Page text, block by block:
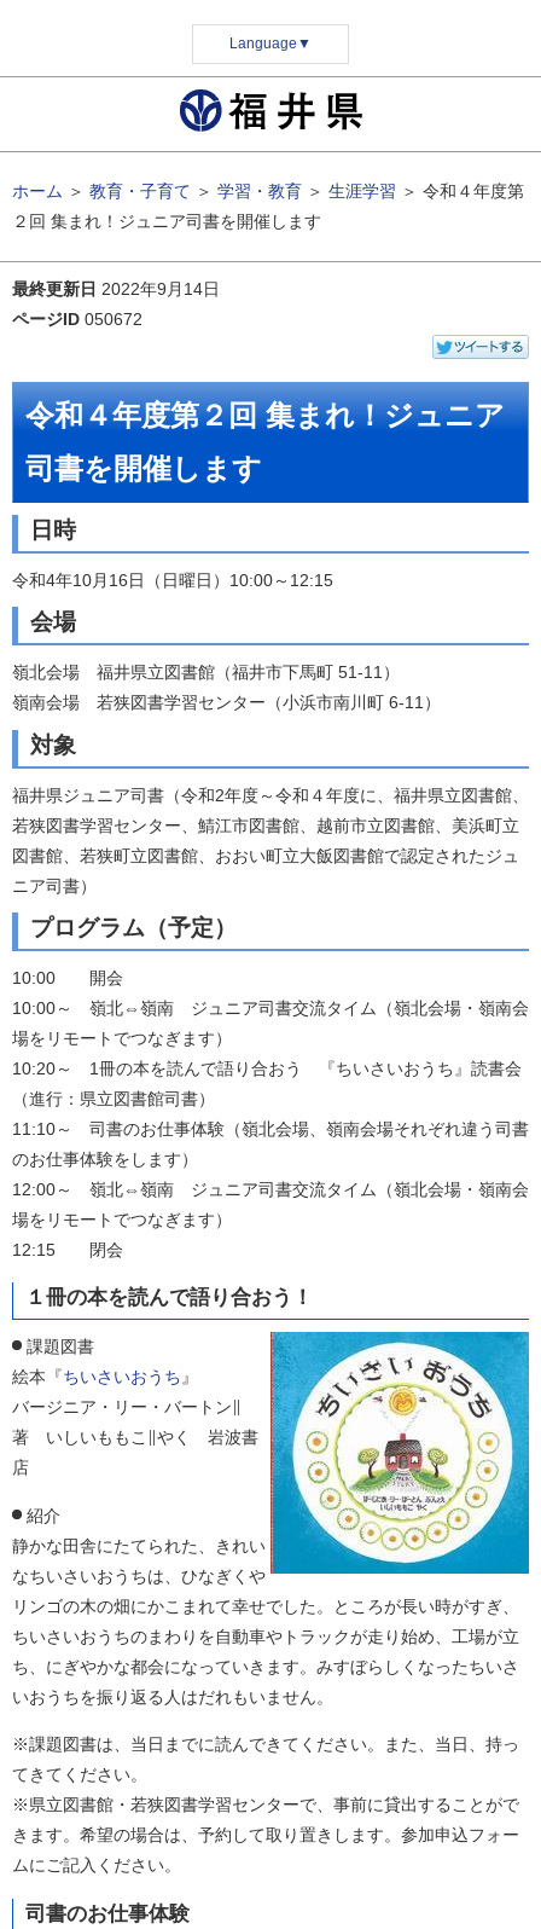
Language ▼
ホーム ＞ 教育・子育て ＞ 学習・教育 ＞ 生涯学習 ＞ 令和４年度第
２回 集まれ！ジュニア司書を開催します
最終更新日 2022年9月14日
ページID 050672
令和４年度第２回 集まれ！ジュニア
司書を開催します
日時
令和4年10月16日（日曜日）10:00～12:15
会場
嶺北会場 福井県立図書館（福井市下馬町 51-11）
嶺南会場 若狭図書学習センター（小浜市南川町 6-11）
対象
福井県ジュニア司書（令和2年度～令和４年度に、福井県立図書館、
若狭図書学習センター、鯖江市図書館、越前市立図書館、美浜町立
図書館、若狭町立図書館、おおい町立大飯図書館で認定されたジュ
ニア司書）
プログラム（予定）
10:00 開会
10:00～ 嶺北⇔嶺南 ジュニア司書交流タイム（嶺北会場・嶺南会
場をリモートでつなぎます）
10:20～ 1冊の本を読んで語り合おう 『ちいさいおうち』読書会
（進行：県立図書館司書）
11:10～ 司書のお仕事体験（嶺北会場、嶺南会場それぞれ違う司書
のお仕事体験をします）
12:00～ 嶺北⇔嶺南 ジュニア司書交流タイム（嶺北会場・嶺南会
場をリモートでつなぎます）
12:15 閉会
１冊の本を読んで語り合おう！
課題図書
絵本『ちいさいおうち』
バージニア・リー・バートン∥
著 いしいももこ∥やく 岩波書
店
紹介
静かな田舎にたてられた、きれい
なちいさいおうちは、ひなぎくや
リンゴの木の畑にかこまれて幸せでした。ところが長い時がすぎ、
ちいさいおうちのまわりを自動車やトラックが走り始め、工場が立
ち、にぎやかな都会になっていきます。みすぼらしくなったちいさ
いおうちを振り返る人はだれもいません。
※課題図書は、当日までに読んできてください。また、当日、持っ
てきてください。
※県立図書館・若狭図書学習センターで、事前に貸出することがで
きます。希望の場合は、予約して取り置きします。参加申込フォー
ムにご記入ください。
司書のお仕事体験